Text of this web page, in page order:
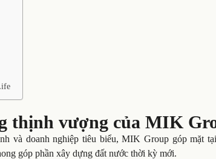
thịnh vượng của MIK
và doanh nghiệp tiêu biểu, MIK Group góp mặt
góp phần xây dựng đất nước thời kỳ mới.